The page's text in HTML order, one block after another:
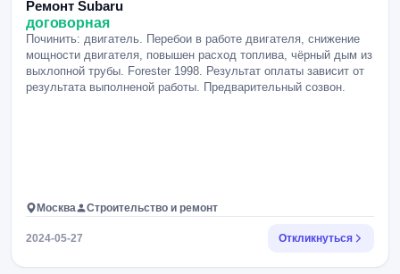
Ремонт Subaru
договорная
Починить: двигатель. Перебои в работе двигателя, снижение
мощности двигателя, повышен расход топлива, чёрный дым из
выхлопной трубы. Forester 1998. Результат оплаты зависит от
результата выполненой работы. Предварительный созвон.
Москва Строительство и ремонт
2024-05-27 Откликнуться